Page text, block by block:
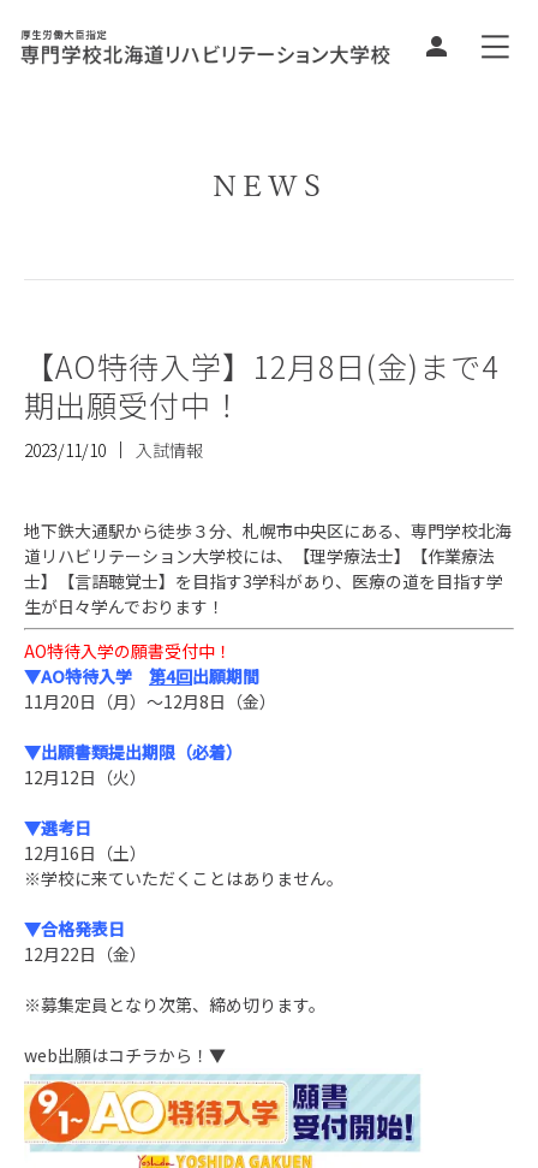
NEWS
【AO特待入学】12月8日(金)まで4
期出願受付中！
2023/11/10 入試情報
地下鉄大通駅から徒歩３分、札幌市中央区にある、専門学校北海
道リハビリテーション大学校には、
【理学療法士】【作業療法
士】【言語聴覚士】を目指す3学科があり、医療の道を目指す学
生が日々学んでおります！
AO特待入学の願書受付中！
▼AO特待入学 第4回出願期間
11月20日（月）～12月8日（金）
▼出願書類提出期限（必着）
12月12日（火）
▼選考日
12月16日（土）
※学校に来ていただくことはありません。
▼合格発表日
12月22日（金）
※募集定員となり次第、締め切ります。
web出願はコチラから！▼